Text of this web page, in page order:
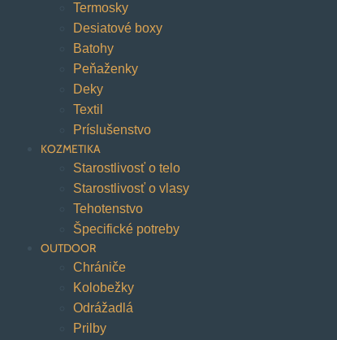
Termosky
Desiatové boxy
Batohy
Peňaženky
Deky
Textil
Príslušenstvo
KOZMETIKA
Starostlivosť o telo
Starostlivosť o vlasy
Tehotenstvo
Špecifické potreby
OUTDOOR
Chrániče
Kolobežky
Odrážadlá
Prilby